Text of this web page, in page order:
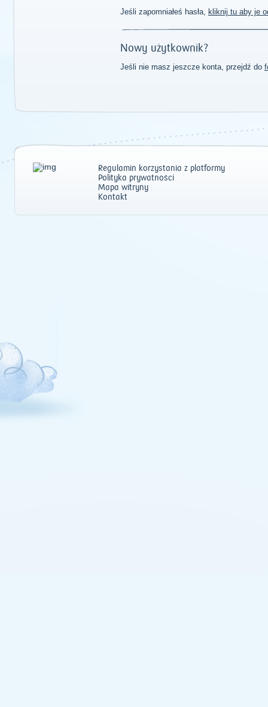
Jeśli zapomniałeś hasła, kliknij tu aby je
Nowy użytkownik?
Jeśli nie masz jeszcze konta, przejdź do
Regulamin korzystania z platformy
Polityka prywatności
Mapa witryny
Kontakt